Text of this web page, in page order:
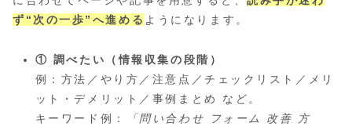
ず“次の一歩”へ進める ようになります。
① 調べたい（情報収集の段階）
例：方法／やり方／注意点／チェックリスト／メリ
ット・デメリット／事例まとめ など。
キーワード例：
「問い合わせ フォーム 改善 方